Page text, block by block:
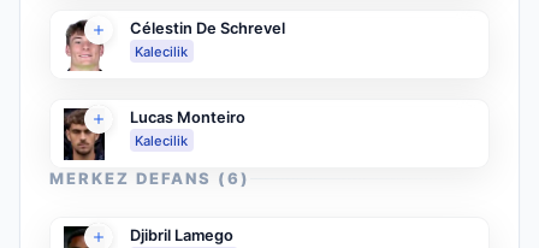
Célestin De Schrevel
Kalecilik
Lucas Monteiro
Kalecilik
MERKEZ DEFANS (6)
Djibril Lamego